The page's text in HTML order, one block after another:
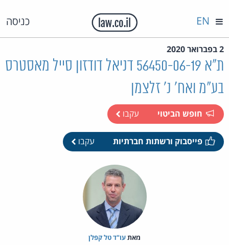
כניסה EN
2 בפברואר 2020
ת"א 56450-06-19 דניאל דודזון סייל מאסטרס
בע"מ ואח' נ' זלצמן
חופש הביטוי עקבו
פייסבוק ורשתות חברתיות עקבו
מאת‏עו"ד טל קפלן